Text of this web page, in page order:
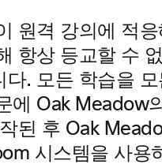
원격 강의에 적
항상 등교할 수
다. 모든 학습을
에 Oak Meadow
된 후 Oak
시스템을 사용